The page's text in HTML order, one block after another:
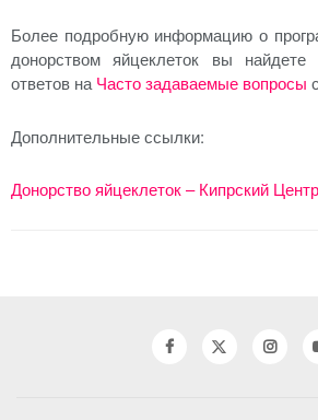
Более подробную информацию о
донорством яйцеклеток вы
ответов наЧасто задаваемые вопросы
Дополнительные ссылки:
Донорство яйцеклеток – Кипрский